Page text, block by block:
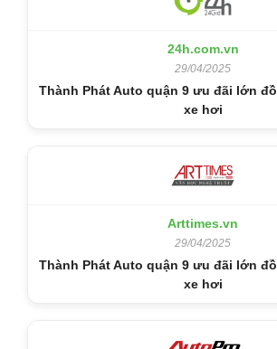
24h.com.vn
29/04/2025
Thành Phát Auto quận 9 ưu đãi lớn
xe hơi
Arttimes.vn
29/04/2025
Thành Phát Auto quận 9 ưu đãi lớn
xe hơi